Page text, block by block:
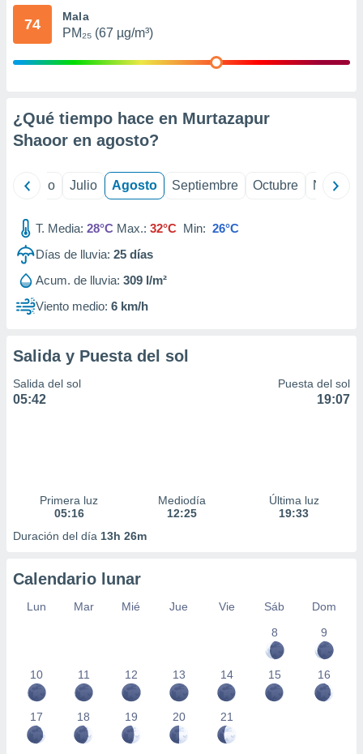
e
1199
74 Mala
PM₂₅ (67 µg/m³)
¿Qué tiempo hace en Murtazapur
Shaoor en agosto?
Junio Julio Agosto Septiembre Octubre
T. Media: 28°C Max.: 32°C Min: 26°C
Días de lluvia: 25 días
Acum. de lluvia: 309 l/m²
Viento medio: 6 km/h
Salida y Puesta del sol
Salida del sol
05:42
Puesta del sol
19:07
Primera luz
05:16
Mediodía
12:25
Última luz
19:33
Duración del día 13h 26m
Calendario lunar
Lun Mar Mié Jue Vie Sáb
Dom
8
9
10 11 12 13 14 15 16
17 18 19 20 21